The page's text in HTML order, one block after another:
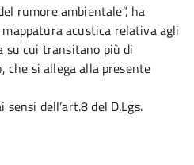
rumore ambientale”, ha
acustica relativa agli
su cui transitano più di
che si allega alla presente
dell’art.8 del D.Lgs.